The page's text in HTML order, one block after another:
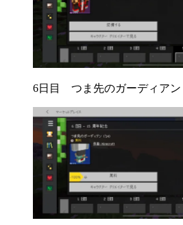
6日目 つま先のガーディアン